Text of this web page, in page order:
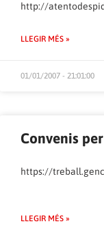
http://
LLEGIR MÉS »
01/01/2007 - 21:01:00
Convenis
https://
LLEGIR MÉS »